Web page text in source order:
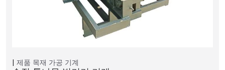
제품 목재 가공 기계